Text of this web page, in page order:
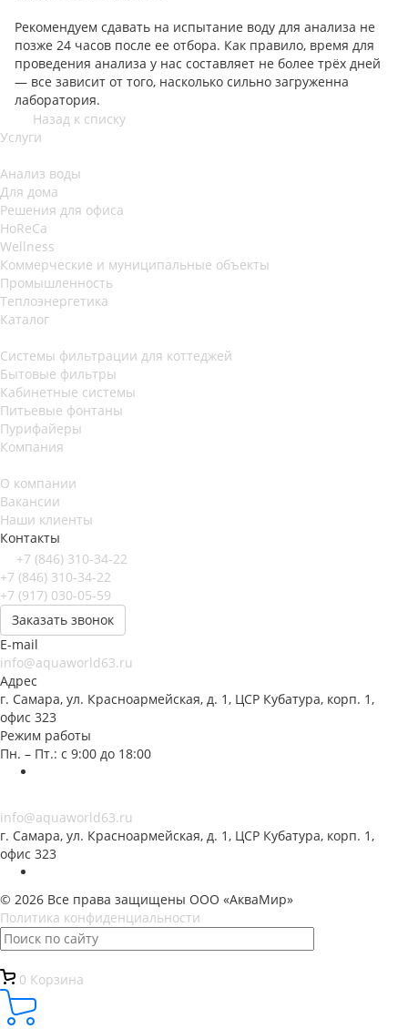
Рекомендуем сдавать на испытание воду для анализа не
позже 24 часов после ее отбора. Как правило, время для
проведения анализа у нас составляет не более трёх дней
— все зависит от того, насколько сильно загруженна
лаборатория.
Назад к списку
Услуги
Анализ воды
Для дома
Решения для офиса
HoReCa
Wellness
Коммерческие и муниципальные объекты
Промышленность
Теплоэнергетика
Каталог
Системы фильтрации для коттеджей
Бытовые фильтры
Кабинетные системы
Питьевые фонтаны
Пурифайеры
Компания
О компании
Вакансии
Наши клиенты
Контакты
+7 (846) 310-34-22
+7 (846) 310-34-22
+7 (917) 030-05-59
Заказать звонок
E-mail
info@aquaworld63.ru
Адрес
г. Самара, ул. Красноармейская, д. 1, ЦСР Кубатура, корп. 1,
офис 323
Режим работы
Пн. – Пт.: с 9:00 до 18:00
info@aquaworld63.ru
г. Самара, ул. Красноармейская, д. 1, ЦСР Кубатура, корп. 1,
офис 323
© 2026 Все права защищены ООО «АкваМир»
Политика конфиденциальности
0 Корзина